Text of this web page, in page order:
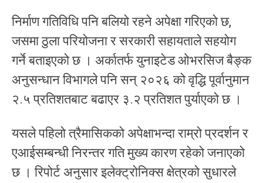
निर्माण गतिविधि पनि बलियो रहने अपेक्षा गरिएको छ,
जसमा ठुला परियोजना र सरकारी सहायताले सहयोग
गर्ने बताइएको छ । अर्कातर्फ युनाइटेड ओभरसिज बैङ्क
अनुसन्धान विभागले पनि सन् २०२६ को वृद्धि पूर्वानुमान
२.५ प्रतिशतबाट बढाएर ३.२ प्रतिशत पुर्याएको छ ।
यसले पहिलो त्रैमासिकको अपेक्षाभन्दा राम्रो प्रदर्शन र
एआईसम्बन्धी निरन्तर गति मुख्य कारण रहेको जनाएको
छ । रिपोर्ट अनुसार इलेक्ट्रोनिक्स क्षेत्रको सुधारले